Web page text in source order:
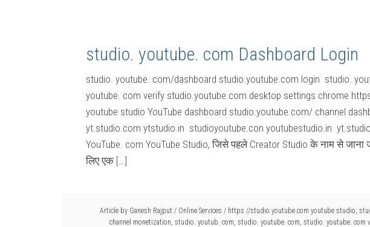
studio. youtube. com Dashboard Login
studio. youtube. com/dashboard studio.youtube.com login studio.
youtube. com verify studio.youtube.com desktop settings chrome
youtube studio YouTube dashboard studio.youtube.com/ channel
yt.studio.com ytstudio.in studioyoutube.con youtubestudio.in
YouTube. com YouTube Studio, जिसे पहले Creator Studio के नाम से जाना
लिए एक […]
Article by Ganesh Rajput / Online Services / https //studio.youtube.com youtube studio,
channel monetization, studio. youtub. com, studio. youtube. com, studio. youtube. com